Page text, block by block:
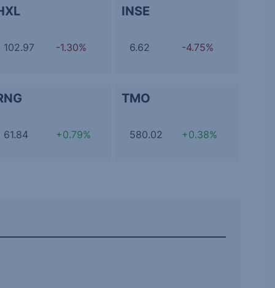
102.97 -1.30%
INSE
6.62 -4.75%
61.84 +0.79%
TMO
580.02 +0.38%